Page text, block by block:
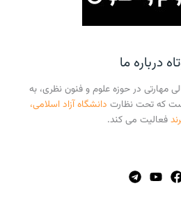
درباره ما
مهارتی در حوزه علوم و فنون نظری، به
که تحت نظارت دانشگاه آزاد اسلامی،
فعالیت می کند.